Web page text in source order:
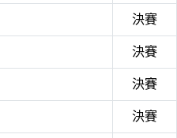
決賽
決賽
決賽
決賽